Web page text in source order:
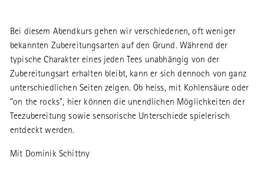
Bei diesem Abendkurs gehen wir verschiedenen, oft weniger
bekannten Zubereitungsarten auf den Grund. Während der
typische Charakter eines jeden Tees unabhängig von der
Zubereitungsart erhalten bleibt, kann er sich dennoch von ganz
unterschiedlichen Seiten zeigen. Ob heiss, mit Kohlensäure oder
"on the rocks", hier können die unendlichen Möglichkeiten der
Teezubereitung sowie sensorische Unterschiede spielerisch
entdeckt werden.
Mit Dominik Schittny